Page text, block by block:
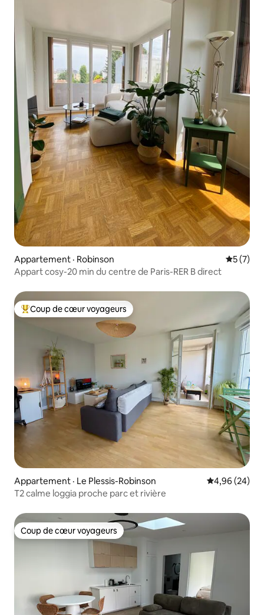
Appartement · Robinson Note
5 (7)
Appart cosy-20 min du centre de Paris-RER B direct
Coup de cœur voyageurs parmi les plus aimés
Coup de cœur voyageurs
Appartement · Le Plessis-Robinson Note
4,96 (24)
T2 calme loggia proche parc et rivière
Coup de cœur voyageurs
Coup de cœur voyageurs